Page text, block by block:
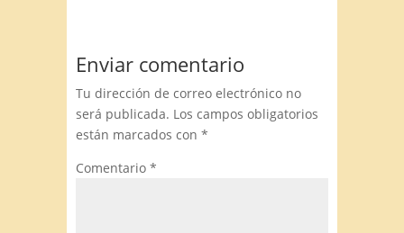
Enviar comentario
Tu dirección de correo electrónico no
será publicada. Los campos obligatorios
están marcados con *
Comentario *